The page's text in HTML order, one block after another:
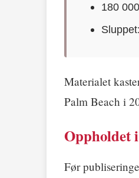
180
Materialet
Palm Beach i
Oppholdet
Før